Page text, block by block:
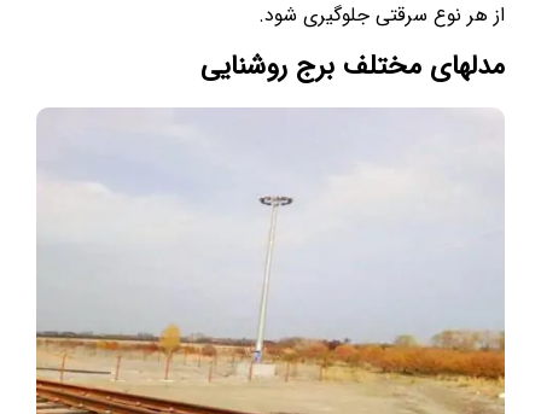
از هر نوع سرقتی جلوگیری شود.
مدلهای مختلف برج روشنایی